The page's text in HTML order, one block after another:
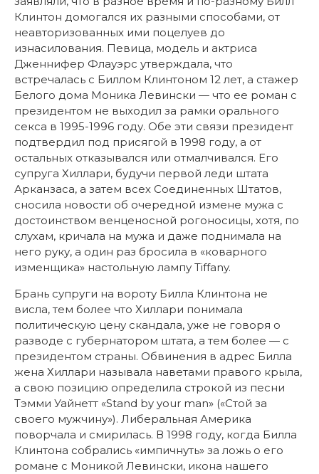
Клинтон домогался их разными способами, от
неавторизованных ими поцелуев до
изнасилования. Певица, модель и актриса
Дженнифер Флауэрс утверждала, что
встречалась с Биллом Клинтоном 12 лет, а стажер
Белого дома Моника Левински — что ее роман с
президентом не выходил за рамки орального
секса в 1995-1996 году. Обе эти связи президент
подтвердил под присягой в 1998 году, а от
остальных отказывался или отмалчивался. Его
супруга Хиллари, будучи первой леди штата
Арканзаса, а затем всех Соединенных Штатов,
сносила новости об очередной измене мужа с
достоинством венценосной рогоносицы, хотя, по
слухам, кричала на мужа и даже поднимала на
него руку, а один раз бросила в «коварного
изменщика» настольную лампу Tiffany.
Брань супруги на вороту Билла Клинтона не
висла, тем более что Хиллари понимала
политическую цену скандала, уже не говоря о
разводе с губернатором штата, а тем более — с
президентом страны. Обвинения в адрес Билла
жена Хиллари называла наветами правого крыла,
а свою позицию определила строкой из песни
Тэмми Уайнетт «Stand by your man» («Стой за
своего мужчину»). Либеральная Америка
поворчала и смирилась. В 1998 году, когда Билла
Клинтона собрались «импичнуть» за ложь о его
романе с Моникой Левински, икона нашего